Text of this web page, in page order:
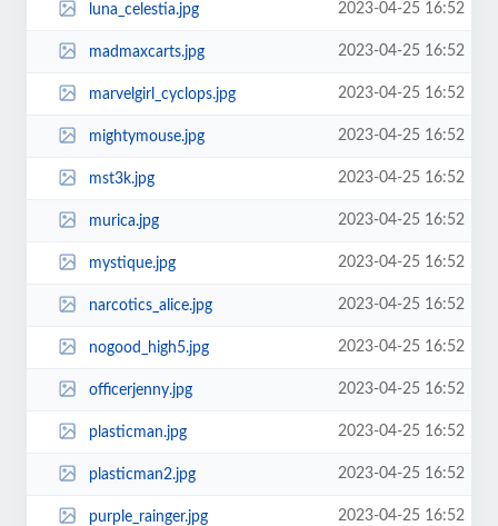
luna_celestia.jpg 2023-04-25 16:52
madmaxcarts.jpg 2023-04-25 16:52
marvelgirl_cyclops.jpg 2023-04-25 16:52
mightymouse.jpg 2023-04-25 16:52
mst3k.jpg 2023-04-25 16:52
murica.jpg 2023-04-25 16:52
mystique.jpg 2023-04-25 16:52
narcotics_alice.jpg 2023-04-25 16:52
nogood_high5.jpg 2023-04-25 16:52
officerjenny.jpg 2023-04-25 16:52
plasticman.jpg 2023-04-25 16:52
plasticman2.jpg 2023-04-25 16:52
purple_rainger.jpg 2023-04-25 16:52